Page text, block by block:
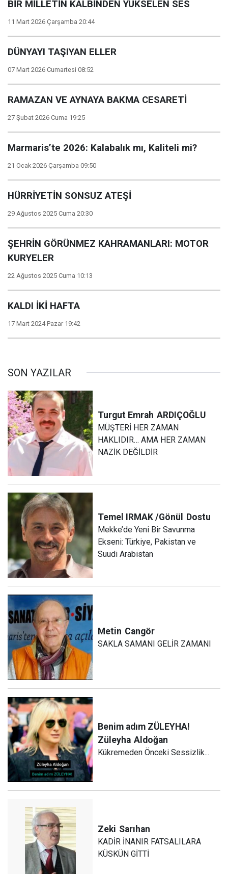
BİR MİLLETİN KALBİNDEN YÜKSELEN SES
11 Mart 2026 Çarşamba 20:44
DÜNYAYI TAŞIYAN ELLER
07 Mart 2026 Cumartesi 08:52
RAMAZAN VE AYNAYA BAKMA CESARETİ
27 Şubat 2026 Cuma 19:25
Marmaris’te 2026: Kalabalık mı, Kaliteli mi?
21 Ocak 2026 Çarşamba 09:50
HÜRRİYETİN SONSUZ ATEŞİ
29 Ağustos 2025 Cuma 20:30
ŞEHRİN GÖRÜNMEZ KAHRAMANLARI: MOTOR
KURYELER
22 Ağustos 2025 Cuma 10:13
KALDI İKİ HAFTA
17 Mart 2024 Pazar 19:42
SON YAZILAR
Turgut Emrah ARDIÇOĞLU
MÜŞTERİ HER ZAMAN
HAKLIDIR… AMA HER ZAMAN
NAZİK DEĞİLDİR
Temel IRMAK /Gönül Dostu
Mekke’de Yeni Bir Savunma
Ekseni: Türkiye, Pakistan ve
Suudi Arabistan
Metin Cangör
SAKLA SAMANI GELİR ZAMANI
Benim adım ZÜLEYHA!
Züleyha Aldoğan
Kükremeden Önceki Sessizlik...
Zeki Sarıhan
KADİR İNANIR FATSALILARA
KÜSKÜN GİTTİ